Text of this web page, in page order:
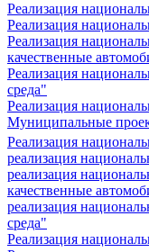
Реализация
Реализация
Реализация
качественные
Реализация
среда"
Реализация
Муниципальные
Реализация
реализация
реализация
качественные
реализация
среда"
Реализация